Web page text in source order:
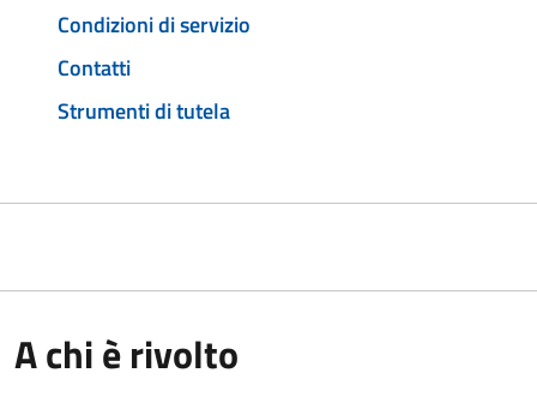
Condizioni di servizio
Contatti
Strumenti di tutela
A chi è rivolto